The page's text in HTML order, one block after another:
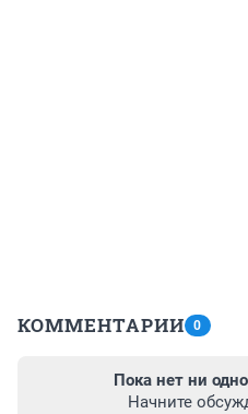
КОММЕНТАРИИ 0
Пока нет ни
Начните